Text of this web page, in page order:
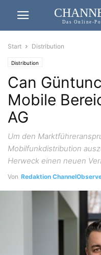
Das Online-
Start Distribution
Distribution
Can
Mobile
AG
Um den
Mobilfunkdistribution
Herweck einen neuen
Von Redaktion